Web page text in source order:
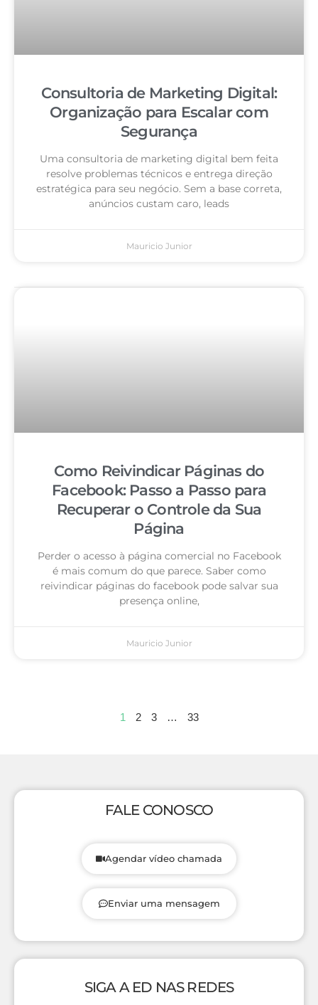
Consultoria de Marketing Digital:
Organização para Escalar com
Segurança
Uma consultoria de marketing digital bem feita
resolve problemas técnicos e entrega direção
estratégica para seu negócio. Sem a base correta,
anúncios custam caro, leads
Mauricio Junior
Como Reivindicar Páginas do
Facebook: Passo a Passo para
Recuperar o Controle da Sua
Página
Perder o acesso à página comercial no Facebook
é mais comum do que parece. Saber como
reivindicar páginas do facebook pode salvar sua
presença online,
Mauricio Junior
1 2 3 … 33
FALE CONOSCO
Agendar vídeo chamada
Enviar uma mensagem
SIGA A ED NAS REDES